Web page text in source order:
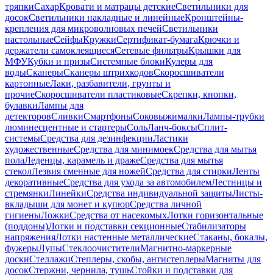
тряпкиСахарКровати и матрацы детскиеСветильники для
досокСветильники накладные и линейныеКронштейны-
крепления для микроволновых печейСветильники
настольныеСейфыКружкиСертификат-бумагаКрючки и
держатели самоклеящиесяСетевые фильтрыКрышки для
МФУКубки и призыСистемные блокиКулеры для
водыСканерыСканеры штрихкодовСкоросшиватели
картонныеЛаки, разбавители, грунты и
прочиеСкоросшиватели пластиковыеСкрепки, кнопки,
булавкиЛампы для
детекторовСливкиСмартфоныСоковыжималкиЛампы-трубки
люминесцентные и стартерыСольЛанч-боксыСплит-
системыСредства для дезинфекцииЛастики
художественныеСредства для минимоекСредства для мытья
полаЛеденцы, карамель и дражеСредства для мытья
стеколЛезвия сменные для ножейСредства для стиркиЛенты
декоративныеСредства для ухода за автомобилемЛестницы и
стремянкиЛинейкиСредства индивидуальной защитыЛисты-
вкладыши для монет и купюрСредства личной
гигиеныЛожкиСредства от насекомыхЛотки горизонтальные
(поддоны)Лотки и подставки секционныеСтабилизаторы
напряженияЛотки настенные металлическиеСтаканы, бокалы,
фужерыЛупыСтеклоочистителиМагнитно-маркерные
доскиСтеллажиСтеплеры, скобы, антистеплерыМагниты для
досокСтержни, чернила, тушьСтойки и подставки для